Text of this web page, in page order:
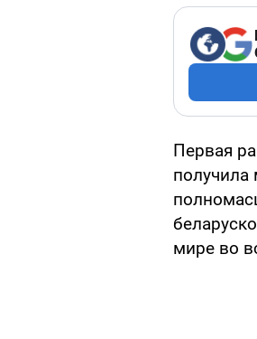
Первая
получила
мире во